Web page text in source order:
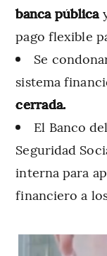
banca pública
pago flexible
Se
sistema
cerrada.
El Banco
Seguridad
interna para
financiero a